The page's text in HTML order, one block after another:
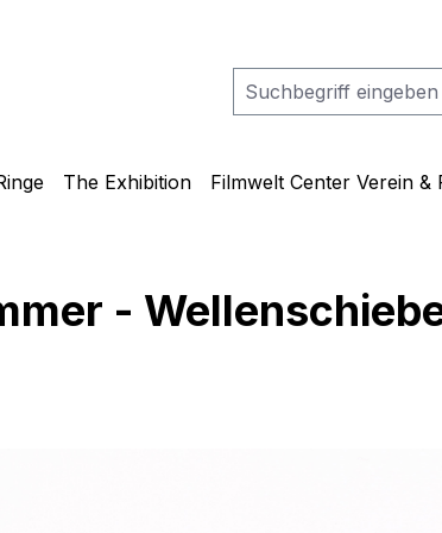
The Exhibition Filmwelt Center Verein &
-